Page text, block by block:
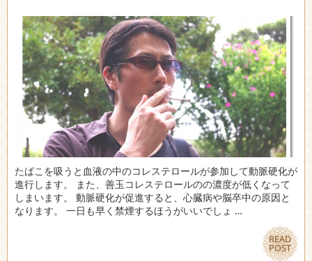
たばこを吸うと血液の中のコレステロールが参加して動脈硬化が
進行します。 また、善玉コレステロールのの濃度が低くなって
しまいます。 動脈硬化が促進すると、心臓病や脳卒中の原因と
なります。 一日も早く禁煙するほうがいいでしょ …
READ
POST
READ
POST